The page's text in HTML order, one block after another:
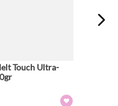
Touch Ultra-